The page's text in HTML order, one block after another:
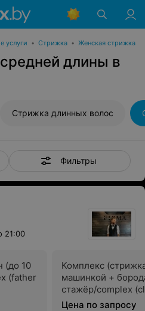
услуги • Стрижка • Женская стрижка
длины в
Стрижка длинных волос
Фильтры
21:00
(до 10
(father
Комплекс
машинкой +
стажёр/complex
haircut + beard)
Цена по запросу